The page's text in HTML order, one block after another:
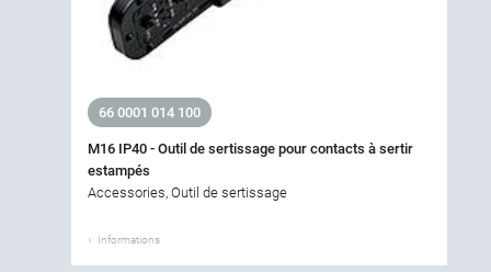
66 0001 014 100
M16 IP40 - Outil de sertissage pour contacts à sertir
estampés
Accessories, Outil de sertissage
Informations